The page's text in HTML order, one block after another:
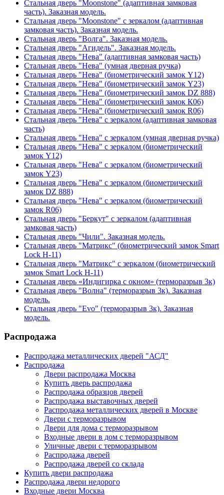
Стальная дверь "Moonstone" (адаптивная замковая
часть). Заказная модель.
Стальная дверь "Moonstone" с зеркалом (адаптивная
замковая часть). Заказная модель.
Стальная дверь "Волга". Заказная модель.
Стальная дверь "Агидель". Заказная модель.
Стальная дверь "Нева" (адаптивная замковая часть)
Стальная дверь "Нева" (умная дверная ручка)
Стальная дверь "Нева" (биометрический замок Y12)
Стальная дверь "Нева" (биометрический замок Y23)
Стальная дверь "Нева" (биометрический замок DZ 888)
Стальная дверь "Нева" (биометрический замок К06)
Стальная дверь "Нева" (биометрический замок R06)
Стальная дверь "Нева" с зеркалом (адаптивная замковая
часть)
Стальная дверь "Нева" с зеркалом (умная дверная ручка)
Стальная дверь "Нева" с зеркалом (биометрический
замок Y12)
Стальная дверь "Нева" с зеркалом (биометрический
замок Y23)
Стальная дверь "Нева" с зеркалом (биометрический
замок DZ 888)
Стальная дверь "Нева" с зеркалом (биометрический
замок R06)
Стальная дверь "Беркут" с зеркалом (адаптивная
замковая часть)
Стальная дверь "Чили". Заказная модель.
Стальная дверь "Матрикс" (биометрический замок Smart
Lock H-11)
Стальная дверь "Матрикс" с зеркалом (биометрический
замок Smart Lock H-11)
Стальная дверь «Индигирка с окном» (терморазрыв 3к)
Стальная дверь "Волна" (терморазрыв 3к). Заказная
модель.
Стальная дверь "Evo" (терморазрыв 3к). Заказная
модель.
Распродажа
Распродажа металлических дверей "АСД"
Распродажа
Двери распродажа Москва
Купить дверь распродажа
Распродажа образцов дверей
Распродажа выставочных дверей
Распродажа металлических дверей в Москве
Двери с терморазрывом
Двери для дома с терморазрывом
Входные двери в дом с терморазрывом
Уличные двери с терморазрывом
Распродажа дверей
Распродажа дверей со склада
Купить двери распродажа
Распродажа двери недорого
Входные двери Москва